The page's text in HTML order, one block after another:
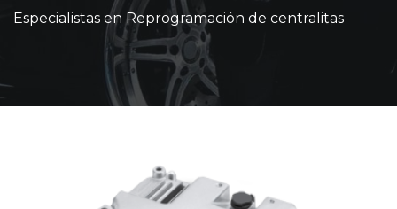
Especialistas en Reprogramación de centralitas